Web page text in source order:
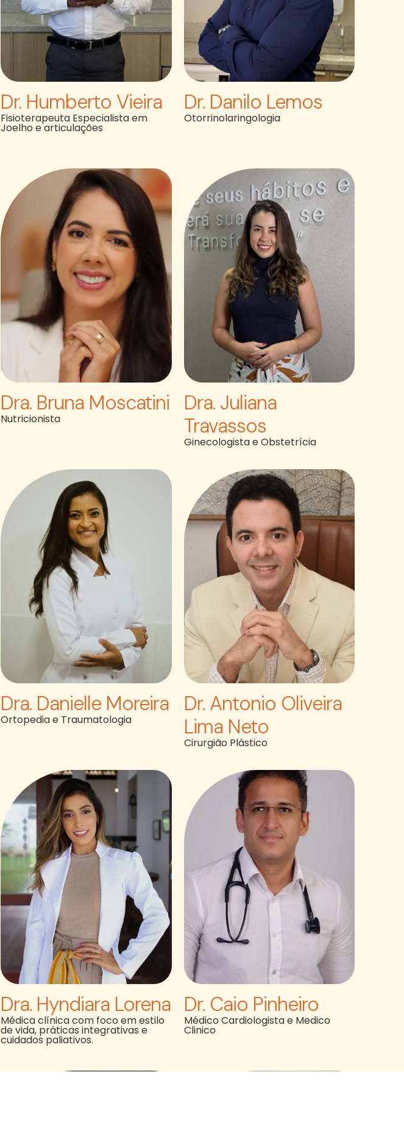
Dr. Humberto Vieira
Fisioterapeuta Especialista em
Joelho e articulações
Dr. Danilo Lemos
Otorrinolaringologia
Dra. Bruna Moscatini
Nutricionista
Dra. Juliana
Travassos
Ginecologista e Obstetrícia
Dra. Danielle Moreira
Ortopedia e Traumatologia
Dr. Antonio Oliveira
Lima Neto
Cirurgião Plástico
Dra. Hyndiara Lorena
Médica clínica com foco em estilo
de vida, práticas integrativas e
cuidados paliativos.
Dr. Caio Pinheiro
Médico Cardiologista e Medico
Clinico